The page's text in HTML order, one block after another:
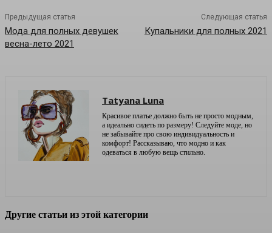
Предыдущая статья
Мода для полных девушек
весна-лето 2021
Следующая статья
Купальники для полных 2021
Tatyana Luna
Красивое платье должно быть не просто модным,
а идеально сидеть по размеру! Следуйте моде, но
не забывайте про свою индивидуальность и
комфорт! Рассказываю, что модно и как
одеваться в любую вещь стильно.
Другие статьи из этой категории